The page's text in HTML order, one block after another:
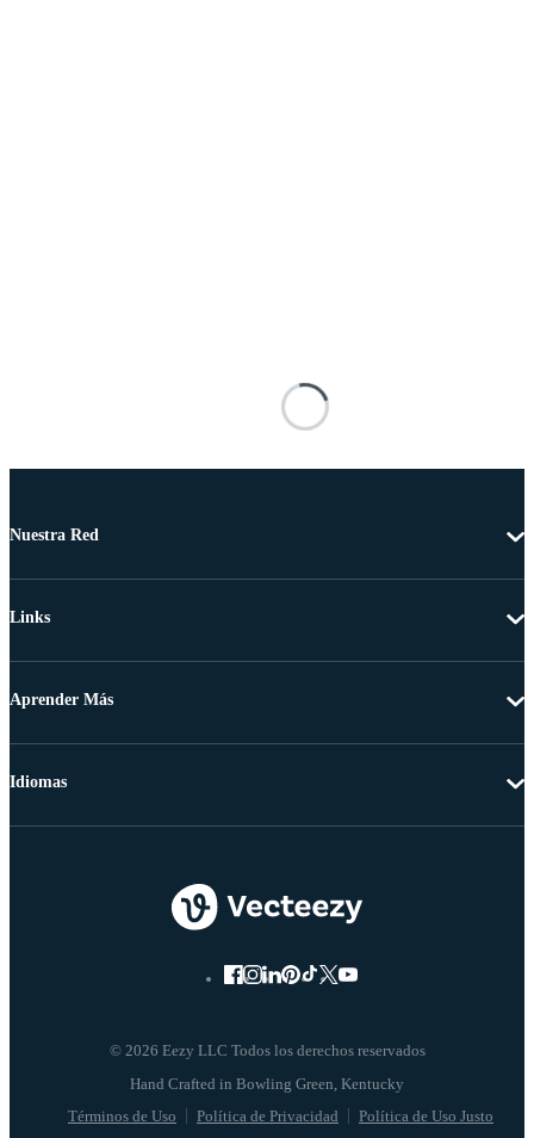
Nuestra Red
Links
Aprender Más
© 2026 Eezy LLC Todos los derechos reservados
Términos de Uso Política de Privacidad Política de Uso Justo
Idiomas